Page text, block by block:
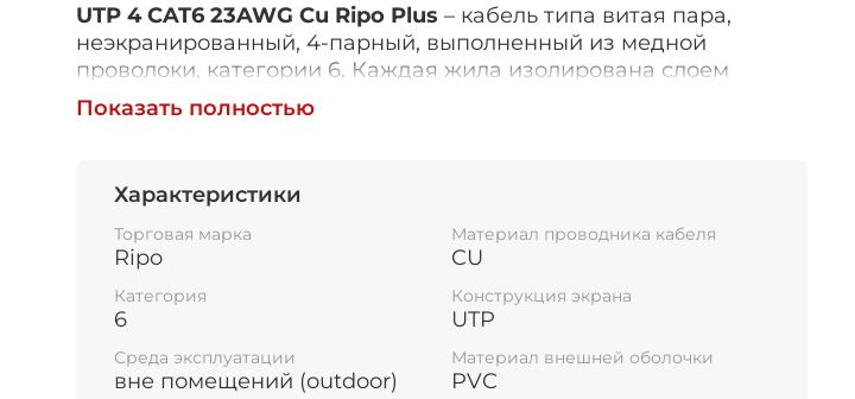
UTP 4 CAT6 23AWG Cu Ripo Plus – кабель типа витая пара,
неэкранированный, 4-парный, выполненный из медной
проволоки, категории 6. Каждая жила изолирована слоем
диэлектрика – полиэтиленом высокой плотности с цветовым
различием.
ОСОБЕННОСТИ ПРИМЕНЕНИЯ ВИТОЙ
ПАРЫ
компьютерных сетей в домашних условиях, а также небольших
сетей в малых офисах. В основном применяется в помещениях,
где воздействие стороннего электромагнитного излучения
будет минимально. Каждая бухта имеет длину 305 метров.
Показать полностью
Характеристики
Торговая марка
Ripo
Материал проводника кабеля
CU
Категория
6
Конструкция экрана
UTP
Среда эксплуатации
вне помещений (outdoor)
Материал внешней оболочки
PVC